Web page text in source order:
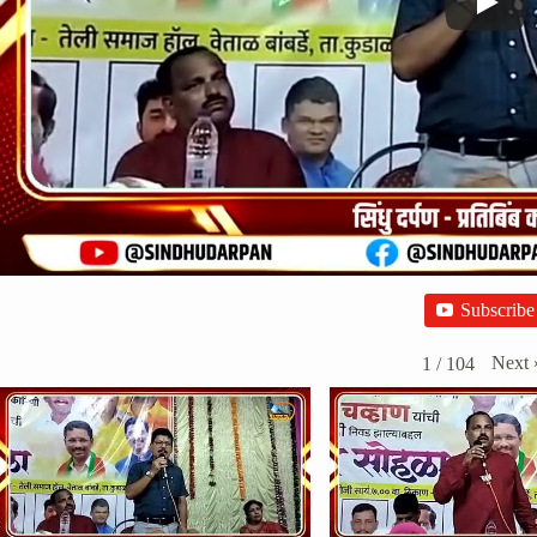
Subscribe
1 / 104 Next